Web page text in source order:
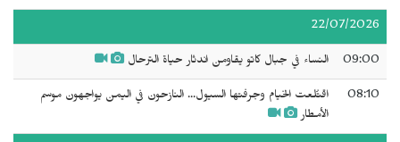
22/07/2026
09:00 النساء في جبال كاتو يقاومن اندثار حياة الترحال
08:10
اقتُلعت الخيام وجرفتها السيول... النازحون في اليمن يواجهون موسم
الأمطار